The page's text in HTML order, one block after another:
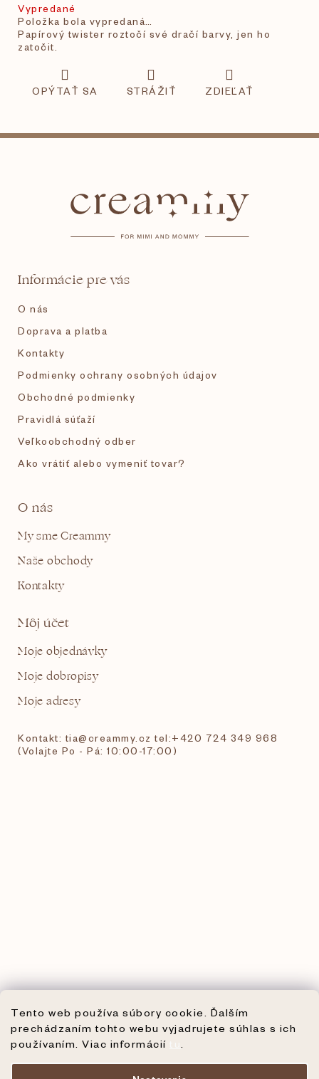
Tento web používa súbory cookie. Ďalším
prechádzaním tohto webu vyjadrujete súhlas s ich
používaním. Viac informácií
Vypredané
Položka bola vypredaná…
Papírový twister roztočí své dračí barvy, jen ho
zatočit.
OPÝTAŤ SA STRÁŽIŤ ZDIEĽAŤ
Informácie pre vás
O nás
Doprava a platba
Kontakty
Podmienky ochrany osobných údajov
Obchodné podmienky
Pravidlá súťaží
Veľkoobchodný odber
Ako vrátiť alebo vymeniť tovar?
O nás
My sme Creammy
Naše obchody
Kontakty
Môj účet
Moje objednávky
Moje dobropisy
Moje adresy
Kontakt: tia@creammy.cz tel:+420 724 349 968
(Volajte Po - Pá: 10:00-17:00)